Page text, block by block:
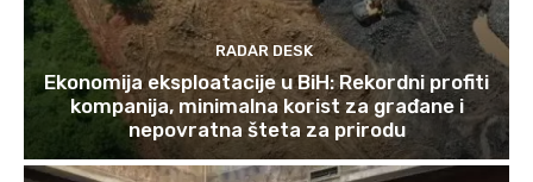
RADAR DESK
Ekonomija eksploatacije u BiH: Rekordni profiti
kompanija, minimalna korist za građane i
nepovratna šteta za prirodu